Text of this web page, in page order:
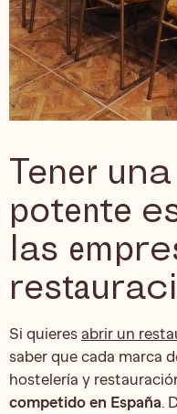
Tener
potente
las
Si quieres abrir un
saber que cada marca
hostelería y
competido en España.